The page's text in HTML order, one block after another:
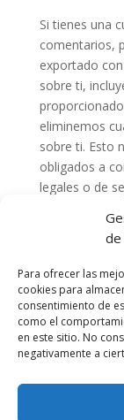
de
Para ofrecer las
cookies para
consentimiento de
como el
en este sitio. No
negativamente a
Si tienes una
comentarios,
exportado
sobre ti,
eliminemos
sobre ti. Esto
obligados a
legales o de
tus
Los
revisados
detección de